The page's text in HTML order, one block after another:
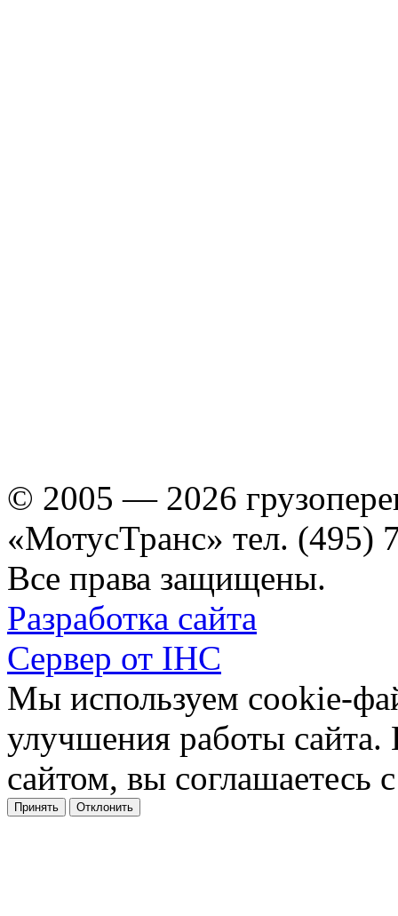
© 2005 — 2026
«МотусТранс» тел. (495)
Все права защищены.
Разработка сайта
Сервер от IHC
Мы используем cookie-
улучшения работы сайта.
сайтом, вы соглашаетесь
Принять Отклонить